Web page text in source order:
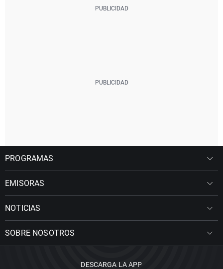
PROGRAMAS
EMISORAS
NOTICIAS
SOBRE NOSOTROS
DESCARGA LA APP